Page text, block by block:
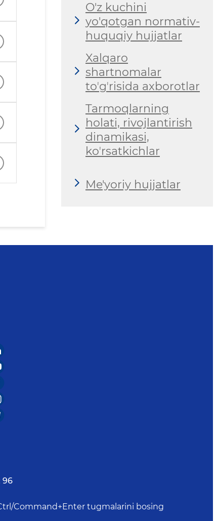
O'z kuchini
yo'qotgan normativ-
huquqiy hujjatlar
Xalqaro
shartnomalar
toʼgʼrisida axborotlar
Tarmoqlarning
holati, rivojlantirish
dinamikasi,
koʼrsatkichlar
Me'yoriy hujjatlar
96
Command+Enter tugmalarini bosing